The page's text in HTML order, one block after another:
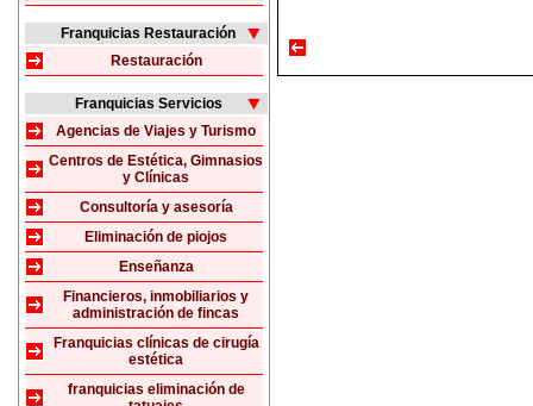
Franquicias Restauración
Restauración
Franquicias Servicios
Agencias de Viajes y Turismo
Centros de Estética, Gimnasios
y Clínicas
Consultoría y asesoría
Eliminación de piojos
Enseñanza
Financieros, inmobiliarios y
administración de fincas
Franquicias clínicas de cirugía
estética
franquicias eliminación de